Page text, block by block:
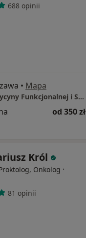
688 opinii
• Mapa
UNA MEDICA Centrum Medycyny Funkcjonalnej i Stylu Życia
od 350 zł
Król
Onkolog ·
81 opinii